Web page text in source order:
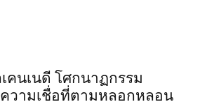
คนเนดี โศกนาฏกรรม
ความเชื่อที่ตามหลอกหลอน